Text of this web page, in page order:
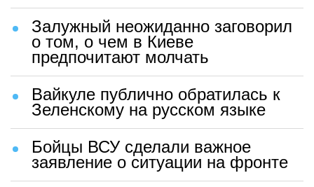
Залужный неожиданно заговорил
о том, о чем в Киеве
предпочитают молчать
Вайкуле публично обратилась к
Зеленскому на русском языке
Бойцы ВСУ сделали важное
заявление о ситуации на фронте